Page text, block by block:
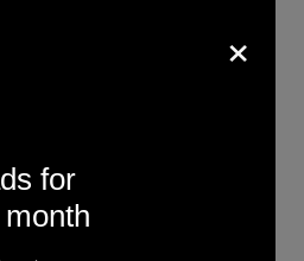
Badewanne, die mit
ist. Bei dem
zu steigen, macht
Stellen
Generell stellen wir uns
Laden mal richtig
Immerhin hat er ja 24
×
for